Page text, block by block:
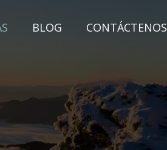
BLOG CONTÁCTENOS